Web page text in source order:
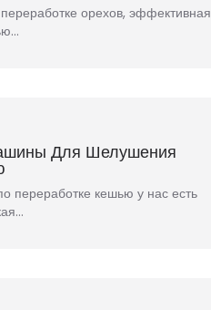
орехов, эффективная
Для Шелушения
переработке кешью у нас есть